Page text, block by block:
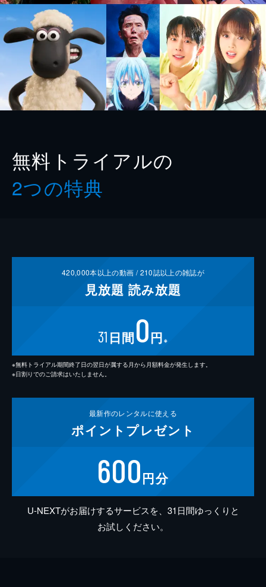
無料トライアルの
2つの特典
420,000本以上の動画 /210誌以上の雑誌が
見放題 読み放題
31 日間0円 ※
※無料トライアル期間終了日の翌日が属する月から月額料金が発生します。
※日割りでのご請求はいたしません。
最新作のレンタルに使える
ポイント プレゼント
600円分
U-NEXTがお届けするサービスを、31日間ゆっくりと
お試しください。